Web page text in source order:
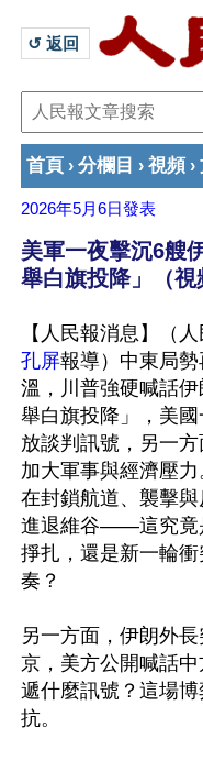
↺ 返回
首頁 › 分欄目 › 視頻 ›
2026年5月6日發表
美軍一夜擊沉6艘
舉白旗投降」（視
【人民報消息】（
孔屏報導）中東局
溫，川普強硬喊話
舉白旗投降」，美
放談判訊號，另一
加大軍事與經濟壓力
在封鎖航道、襲擊與
進退維谷——這究竟
掙扎，還是新一輪
奏？
另一方面，伊朗外
京，美方公開喊話
遞什麼訊號？這場
抗。